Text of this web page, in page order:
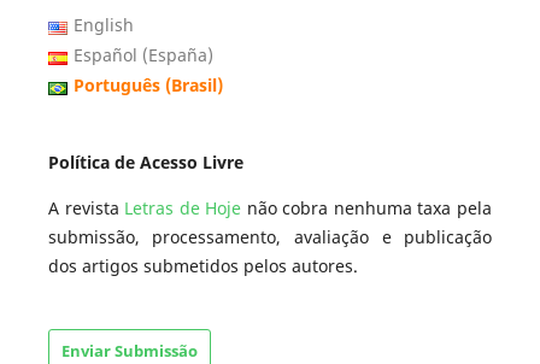
English
Español (España)
Português (Brasil)
Política de Acesso Livre
A revista Letras de Hoje não cobra nenhuma taxa pela
submissão, processamento, avaliação e publicação
dos artigos submetidos pelos autores.
Enviar Submissão